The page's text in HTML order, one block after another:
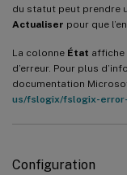
du statut peut prendre
Actualiser pour que
La colonne État affiche
d’erreur. Pour plus
documentation
us/fslogix/fslogix-
Configuration